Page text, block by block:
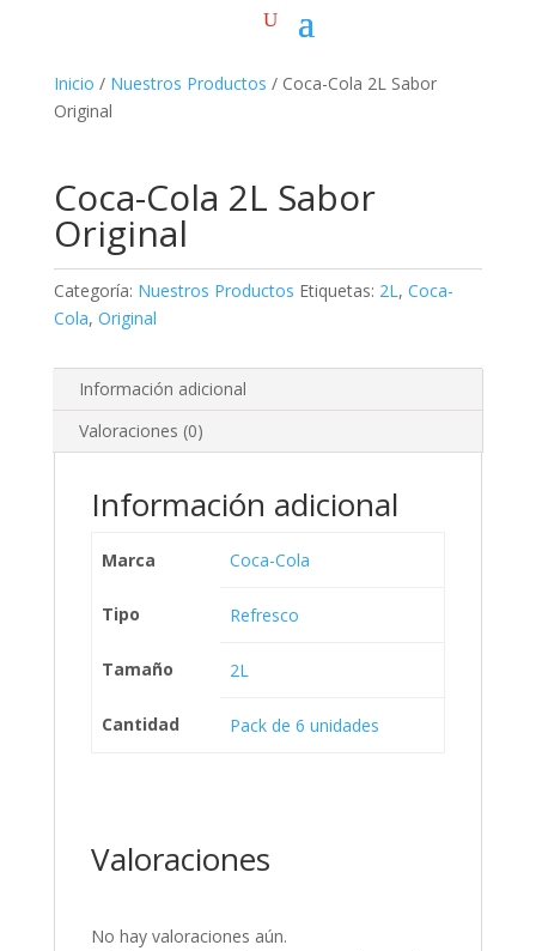
Inicio / Nuestros Productos / Coca-Cola 2L Sabor
Original
Coca-Cola 2L Sabor
Original
Categoría: Nuestros Productos Etiquetas: 2L, Coca-
Cola, Original
Información adicional
Valoraciones (0)
Información adicional
Marca Coca-Cola
Tipo Refresco
Tamaño 2L
Cantidad Pack de 6 unidades
Valoraciones
No hay valoraciones aún.